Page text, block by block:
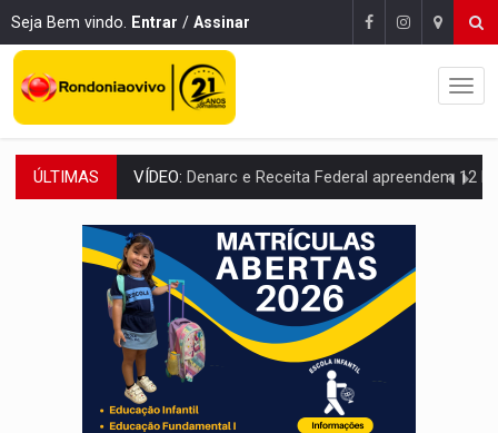
Seja Bem vindo. Entrar / Assinar
ÚLTIMAS OPERAÇÃO DA PC:Membros do CV são presos com armas e drogas após
ENTRADA GRATUITA:Espetáculo As Marias Somos Nós será
VÍDEO:Três são presos após furto de motocicleta em frente
CELEBRAÇÃO:Cerejeiras completa 43 anos de emancipação com
SAÚDE:Anvisa desmente boato sobre presença de plástico ou
VÍDEO: Pitbulls fogem de residência e atacam casal de idosos